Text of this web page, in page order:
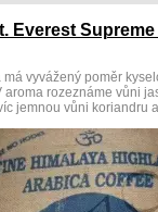
Everest
vyvážený poměr
aroma rozeznáme vůni
jemnou vůni koriandru